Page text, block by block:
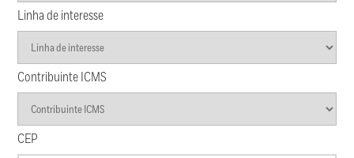
Linha de interesse
Contribuinte ICMS
CEP